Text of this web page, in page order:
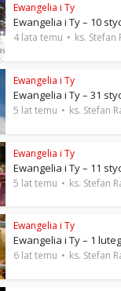
Ewangelia i Ty
Ewangelia i Ty – 10
4 lata temu ks. Stefan
Ewangelia i Ty
Ewangelia i Ty – 31
5 lat temu ks. Stefan
Ewangelia i Ty
Ewangelia i Ty – 11
5 lat temu ks. Stefan
Ewangelia i Ty
Ewangelia i Ty – 1
6 lat temu ks. Stefan